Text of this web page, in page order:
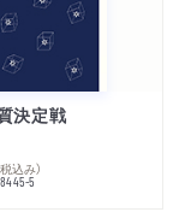
決定戦
込み）
5